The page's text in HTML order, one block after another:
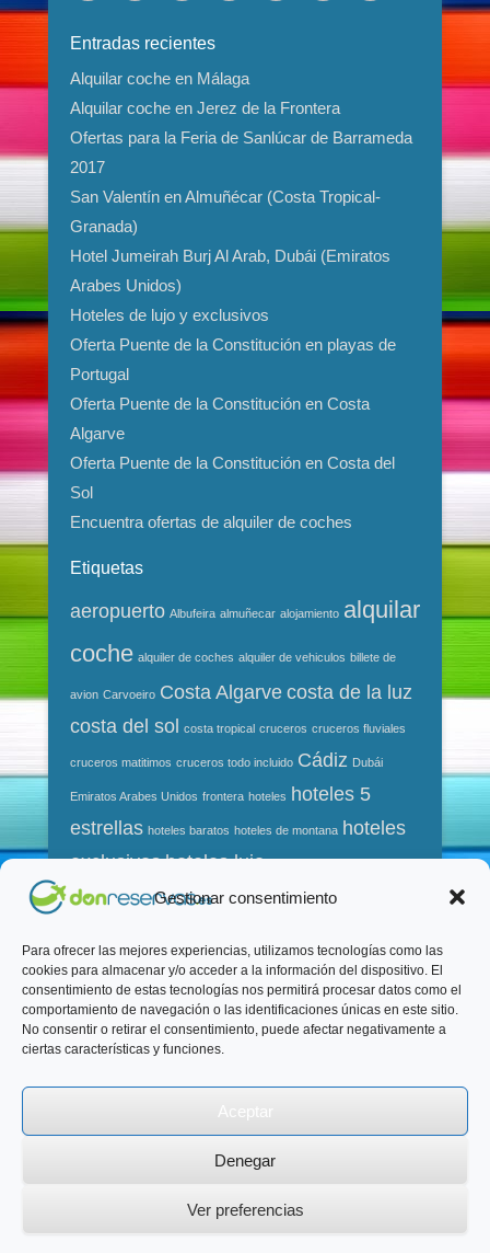
Gestionar consentimiento
Para ofrecer las mejores experiencias, utilizamos tecnologías como las
cookies para almacenar y/o acceder a la información del dispositivo. El
consentimiento de estas tecnologías nos permitirá procesar datos como el
comportamiento de navegación o las identificaciones únicas en este sitio.
No consentir o retirar el consentimiento, puede afectar negativamente a
ciertas características y funciones.
Aceptar
Denegar
Ver preferencias
Entradas recientes
Alquilar coche en Málaga
Alquilar coche en Jerez de la Frontera
Ofertas para la Feria de Sanlúcar de Barrameda
2017
San Valentín en Almuñécar (Costa Tropical-
Granada)
Hotel Jumeirah Burj Al Arab, Dubái (Emiratos
Arabes Unidos)
Hoteles de lujo y exclusivos
Oferta Puente de la Constitución en playas de
Portugal
Oferta Puente de la Constitución en Costa
Algarve
Oferta Puente de la Constitución en Costa del
Sol
Encuentra ofertas de alquiler de coches
Etiquetas
aeropuerto Albufeira almuñecar alojamiento alquilar
coche alquiler de coches alquiler de vehiculos billete de
avion Carvoeiro Costa Algarve costa de la luz
costa del sol costa tropical cruceros cruceros fluviales
cruceros matitimos cruceros todo incluido Cádiz Dubái
Emiratos Arabes Unidos frontera hoteles hoteles 5
estrellas hoteles baratos hoteles de montana hoteles
exclusivos hoteles lujo
mijascosta málaga ofertas cruceros ofertas hoteles
playa playas de granada Portugal rio
torremolinos vacaciones viajes vuelos vuelos baratos
vuelos low-cost
Copyright © 2026DonReservas.esTodos los derechos
reservados.
Catch Kathmandu deCatch Themes